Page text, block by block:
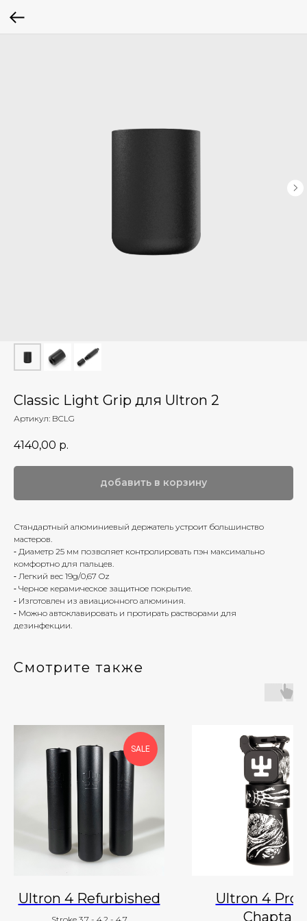
Classic Light Grip для Ultron 2
Артикул: BCLG
4140,00 р.
добавить в корзину
Стандартный алюминиевый держатель устроит большинство
мастеров.
⁃ Диаметр 25 мм позволяет контролировать пэн максимально
комфортно для пальцев.
⁃ Легкий вес 19g/0,67 Oz
⁃ Черное керамическое защитное покрытие.
⁃ Изготовлен из авиационного алюминия.
⁃ Можно автоклавировать и протирать растворами для
дезинфекции.
Смотрите также
SALE
Ultron 4 Refurbished
Ultron 4 Pro
Chapta